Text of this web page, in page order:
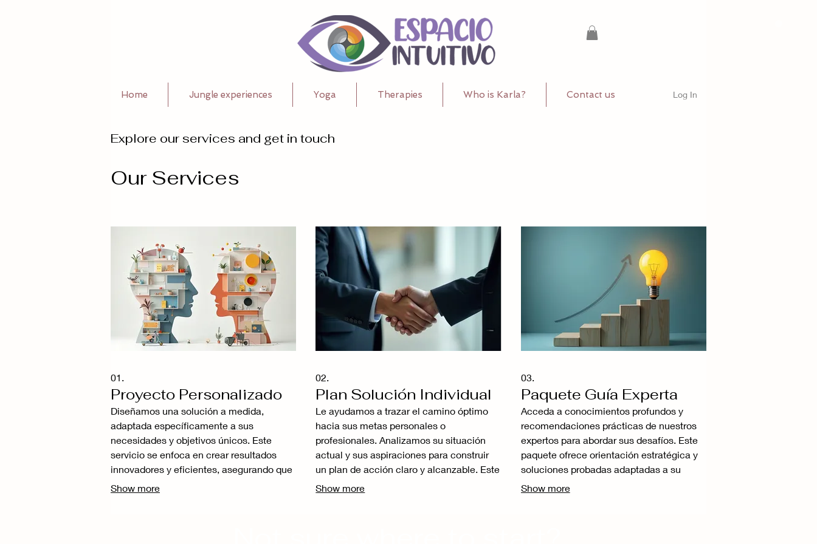
Home Jungle experiences Yoga Therapies Who is Karla? Contact us Log In
Explore our services and get in touch
Our Services
01.
Proyecto Personalizado
Diseñamos una solución a medida,
adaptada específicamente a sus
necesidades y objetivos únicos. Este
servicio se enfoca en crear resultados
innovadores y eficientes, asegurando que
cada detalle responda a sus
Show more
02.
Plan Solución Individual
Le ayudamos a trazar el camino óptimo
hacia sus metas personales o
profesionales. Analizamos su situación
actual y sus aspiraciones para construir
un plan de acción claro y alcanzable. Este
servicio garantiza que reciba una hoja de
Show more
03.
Paquete Guía Experta
Acceda a conocimientos profundos y
recomendaciones prácticas de nuestros
expertos para abordar sus desafíos. Este
paquete ofrece orientación estratégica y
soluciones probadas adaptadas a su
contexto específico. Le proporcionaremos
Show more